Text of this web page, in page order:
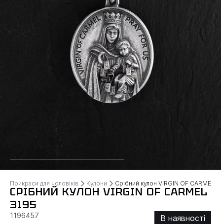
Прикраси для чоловіків Кулони Срібний кулон VIRGIN OF CARMEL
СРІБНИЙ КУЛОН VIRGIN OF CARMEL
3195
1196457
В наявності